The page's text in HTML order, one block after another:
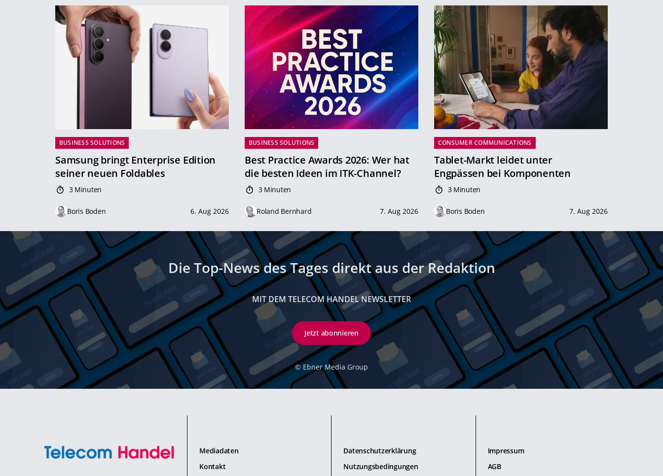
BUSINESS SOLUTIONS
Samsung bringt Enterprise Edition
seiner neuen Foldables
3 Minuten
Boris Boden 6. Aug 2026
BUSINESS SOLUTIONS
Best Practice Awards 2026: Wer hat
die besten Ideen im ITK-Channel?
3 Minuten
Roland Bernhard 7. Aug 2026
CONSUMER COMMUNICATIONS
Tablet-Markt leidet unter
Engpässen bei Komponenten
3 Minuten
Boris Boden 7. Aug 2026
Die Top-News des Tages direkt aus der Redaktion
MIT DEM TELECOM HANDEL NEWSLETTER
Jetzt abonnieren
© Ebner Media Group
Mediadaten
Kontakt
Datenschutzerklärung
Nutzungsbedingungen
Impressum
AGB